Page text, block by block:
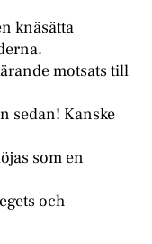
knäsätta
motsats till
sedan! Kanske
som en
och